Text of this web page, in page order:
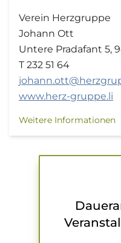
Verein Herzgruppe
Johann Ott
Untere Pradafant 5,
T 232 51 64
www.herz-gruppe.li
Weitere Informationen